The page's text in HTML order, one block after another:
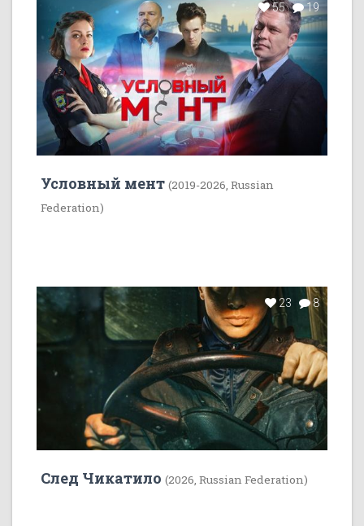
55 19
Условный мент (2019-2026, Russian
Federation)
23 8
След Чикатило (2026, Russian Federation)